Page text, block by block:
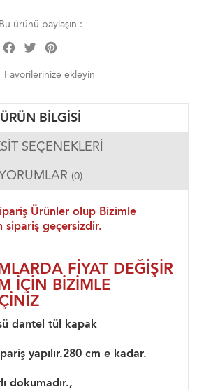
Bu ürünü paylaşın :
Facebook
Twitter
Favorilerinize ekleyin
ÜRÜN BILGISI
SEÇENEKLERI
(0)
Ürünler olup Bizimle
geçersizdir.
FİYAT DEĞİŞİR
İÇİN BİZİMLE
dantel tül kapak
yapılır.280 cm e kadar.
dokumadır.,